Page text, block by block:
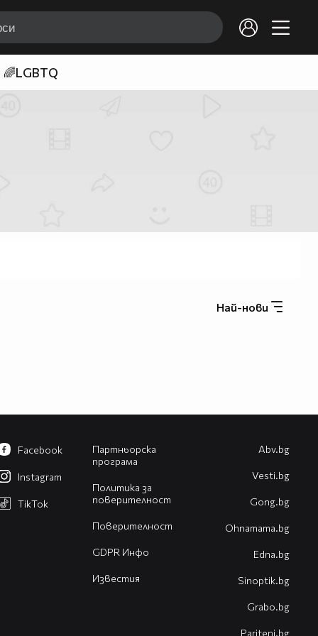
🌈LGBTQ
Най-нови
Партньорска
програма
Политика за
поверителност
Поверителност
GDPR Инфо
Известия
Facebook
Instagram
TikTok
Abv.bg
Vesti.bg
Gong.bg
Оhnamama.bg
Edna.bg
Sinoptik.bg
Grabo.bg
Pariteni.bg